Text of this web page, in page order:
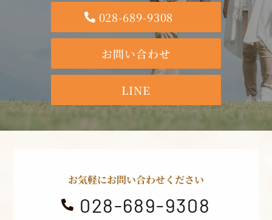
028-689-9308
お問い合わせ
LINE
お気軽にお問い合わせください
 028-689-9308